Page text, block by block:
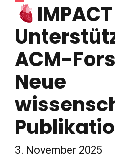
ACM-
Neue
3. November 2025